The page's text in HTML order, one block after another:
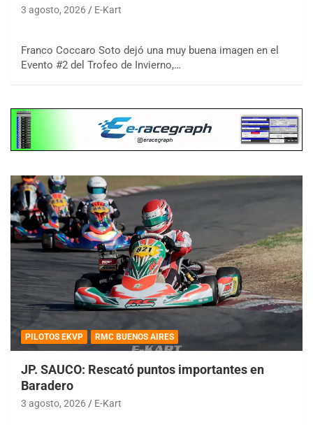
3 agosto, 2026 E-Kart
Franco Coccaro Soto dejó una muy buena imagen en el
Evento #2 del Trofeo de Invierno,…
PILOTOS EKVP RMC BUENOS AIRES
JP. SAUCO: Rescató puntos importantes en
Baradero
3 agosto, 2026 E-Kart